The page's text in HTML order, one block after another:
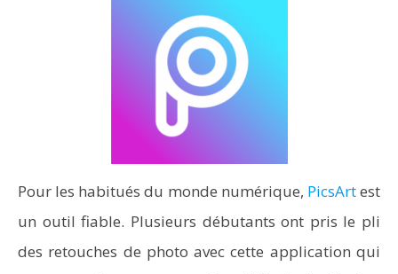
Pour les habitués du monde numérique, PicsArtest
un outil fiable. Plusieurs débutants ont pris le pli
des retouches de photo avec cette application qui